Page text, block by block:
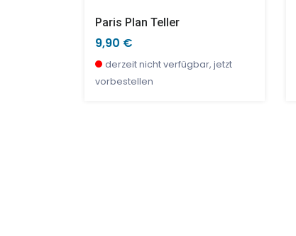
Paris Plan Teller
9,90 €
derzeit nicht verfügbar, jetzt
vorbestellen